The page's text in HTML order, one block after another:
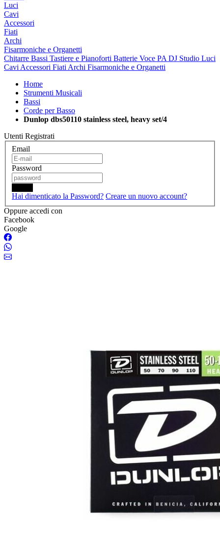
Luci
Cavi
Accessori
Fiati
Archi
Fisarmoniche e Organetti
Chitarre Bassi Tastiere e Pianoforti Batterie Voce PA DJ Studio Luci
Cavi Accessori Fiati Archi Fisarmoniche e Organetti
Home
Strumenti Musicali
Bassi
Corde per Basso
Dunlop dbs50110 stainless steel, heavy set/4
Utenti Registrati
Email
Password
Hai dimenticato la Password? Creare un nuovo account?
Oppure accedi con
Facebook
Google